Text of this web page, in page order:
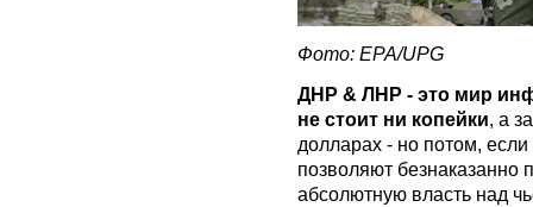
Фото: ЕРА/UPG
ДНР & ЛНР - это мир
не стоит ни копейки, а
долларах - но потом,
позволяют безнаказанно
абсолютную власть над